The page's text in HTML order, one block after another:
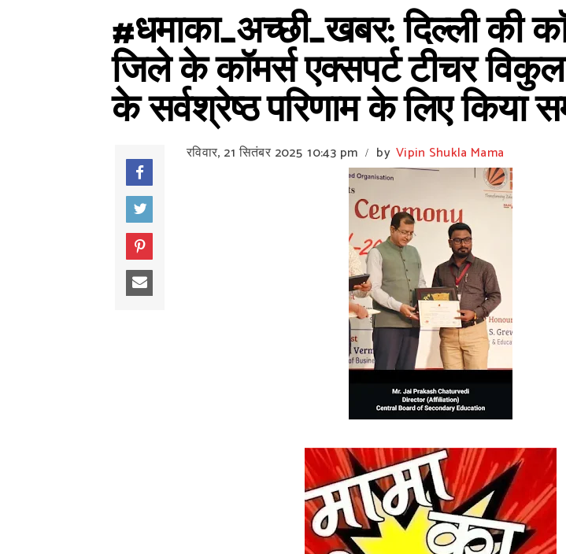
#धमाका_अच्छी_खबर: दिल्ली की
जिले के कॉमर्स एक्सपर्ट टीचर
के सर्वश्रेष्ठ परिणाम के लिए किया
रविवार, 21 सितंबर 2025 10:43 pm / by Vipin Shukla Mama